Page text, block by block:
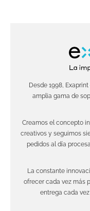
Desde 1998,
amplia gama de
Creamos el concepto
creativos y seguimos
pedidos al día
La constante
ofrecer cada vez más
entrega cada